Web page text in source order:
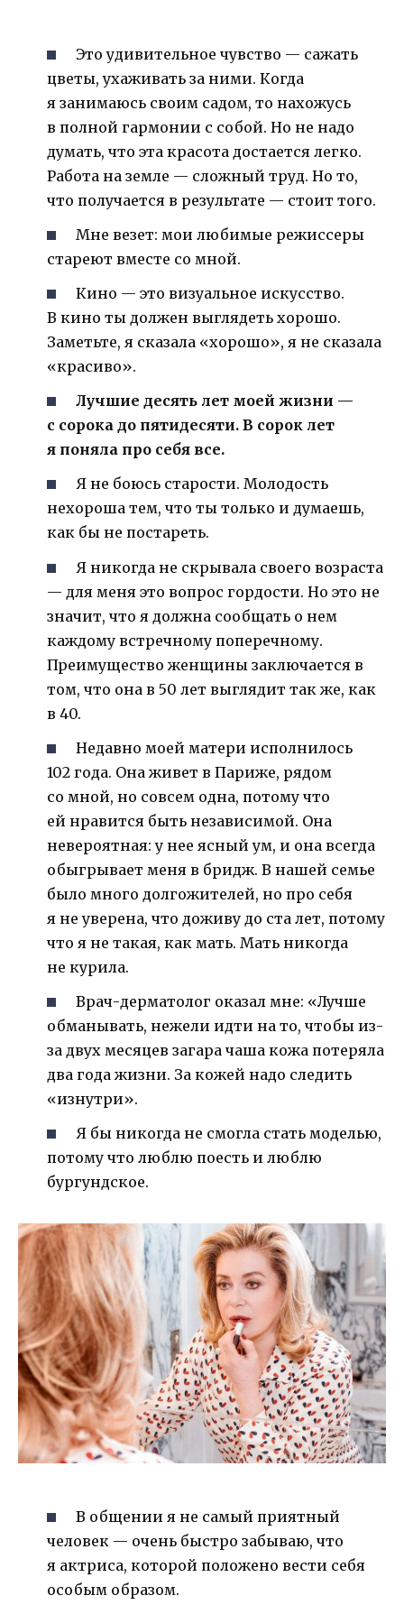
Это удивительное чувство — сажать
цветы, ухаживать за ними. Когда
я занимаюсь своим садом, то нахожусь
в полной гармонии с собой. Но не надо
думать, что эта красота достается легко.
Работа на земле — сложный труд. Но то,
что получается в результате — стоит того.
Мне везет: мои любимые режиссеры
стареют вместе со мной.
Кино — это визуальное искусство.
В кино ты должен выглядеть хорошо.
Заметьте, я сказала «хорошо», я не сказала
«красиво».
Лучшие десять лет моей жизни —
с сорока до пятидесяти. В сорок лет
я поняла про себя все.
Я не боюсь старости. Молодость
нехороша тем, что ты только и думаешь,
как бы не постареть.
Я никогда не скрывала своего возраста
— для меня это вопрос гордости. Но это не
значит, что я должна сообщать о нем
каждому встречному поперечному.
Преимущество женщины заключается в
том, что она в 50 лет выглядит так же, как
в 40.
Недавно моей матери исполнилось
102 года. Она живет в Париже, рядом
со мной, но совсем одна, потому что
ей нравится быть независимой. Она
невероятная: у нее ясный ум, и она всегда
обыгрывает меня в бридж. В нашей семье
было много долгожителей, но про себя
я не уверена, что доживу до ста лет, потому
что я не такая, как мать. Мать никогда
не курила.
Врач-дерматолог оказал мне: «Лучше
обманывать, нежели идти на то, чтобы из-
за двух месяцев загара чаша кожа потеряла
два года жизни. За кожей надо следить
«изнутри».
Я бы никогда не смогла стать моделью,
потому что люблю поесть и люблю
бургундское.
В общении я не самый приятный
человек — очень быстро забываю, что
я актриса, которой положено вести себя
особым образом.